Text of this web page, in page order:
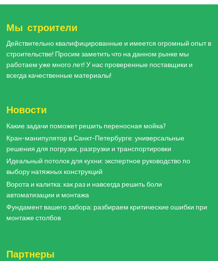
Мы строители
Действительно квалифицированные и имеется огромный опыт в
строительстве! Просим заметить что на данном рынке мы
работаем уже много лет! У нас проверенные поставщики и
всегда качественные материалы!
Новости
Какие задачи поможет решить переносная мойка?
Кран-манипулятор в Санкт-Петербурге: универсальные
решения для погрузки, разгрузки и транспортировки
Идеальный потолок для кухни: экспертное руководство по
выбору натяжных конструкций
Ворота и калитка: как раз и навсегда решить боли
автоматизации и монтажа
Фундамент вашего забора: разбираем критические ошибки при
монтаже столбов
Партнеры